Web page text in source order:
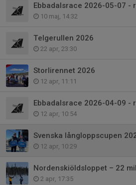
Ebbadalsrace 2026-05-07 -
10 maj, 14:32
Telgerullen 2026
22 apr, 23:30
Storlirennet 2026
12 apr, 11:11
Ebbadalsrace 2026-04-09 -
12 apr, 10:54
Svenska långloppscupen
12 apr, 10:29
2 apr, 17:35